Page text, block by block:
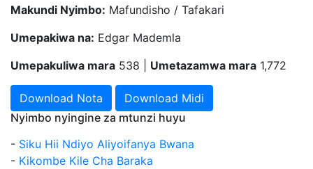
Makundi Nyimbo: Mafundisho / Tafakari
Umepakiwa na: Edgar Mademla
Umepakuliwa mara 538 | Umetazamwa mara 1,772
Download Nota
Download Midi
Nyimbo nyingine za mtunzi huyu
- Siku Hii Ndiyo Aliyoifanya Bwana
- Kikombe Kile Cha Baraka